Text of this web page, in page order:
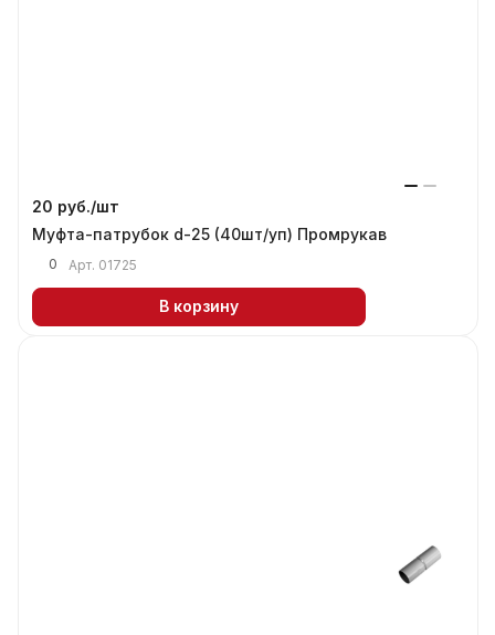
20 руб./шт
Муфта-патрубок d-25 (40шт/уп) Промрукав
0 Арт. 01725
В корзину